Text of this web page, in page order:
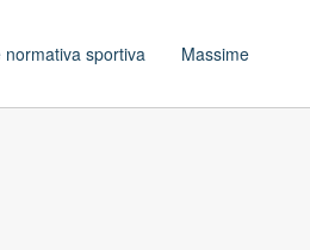
sportiva Massime